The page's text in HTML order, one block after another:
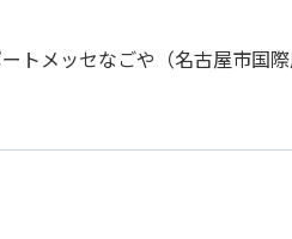
トメッセなごや（名古屋市国際